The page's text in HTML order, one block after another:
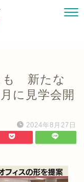
も 新たな
に見学会開
2024年8月27日